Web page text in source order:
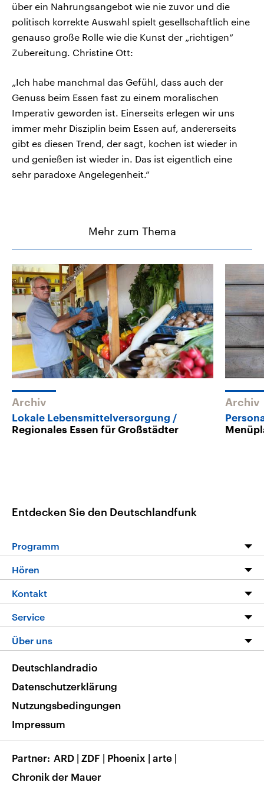
über ein Nahrungsangebot wie nie zuvor und die
politisch korrekte Auswahl spielt gesellschaftlich eine
genauso große Rolle wie die Kunst der „richtigen“
Zubereitung. Christine Ott:
„Ich habe manchmal das Gefühl, dass auch der
Genuss beim Essen fast zu einem moralischen
Imperativ geworden ist. Einerseits erlegen wir uns
immer mehr Disziplin beim Essen auf, andererseits
gibt es diesen Trend, der sagt, kochen ist wieder in
und genießen ist wieder in. Das ist eigentlich eine
sehr paradoxe Angelegenheit.“
Mehr zum Thema
Archiv
Lokale Lebensmittelversorgung
Regionales Essen für Großstädter
Archiv
Entdecken Sie den Deutschlandfunk
Programm
Programm
Die Nachrichten
Nachrichtenleicht
Neue Beiträge auf dlf.de
Hören
Livestream
Podcasts
Deutschlandfunk App
Nachrichten App
Frequenzen
Kontakt
Hörerservice
Service
FAQ
Veranstaltungen
Musikliste
RSS
Über uns
Barrierefreiheit
Deutschlandradio
Datenschutzerklärung
Nutzungsbedingungen
Impressum
Partner ARD | ZDF | Phoenix | arte |
Chronik der Mauer